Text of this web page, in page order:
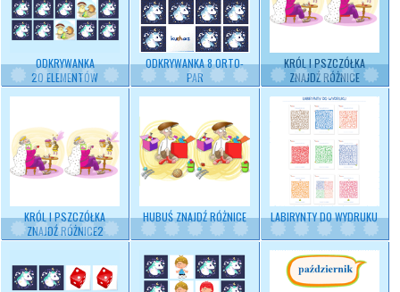
ODKRYWANKA
20 ELEMENTÓW
ODKRYWANKA 8 ORTO-
PAR
KRÓL I PSZCZÓŁKA
ZNAJDŹ RÓŻNICE
KRÓL I PSZCZÓŁKA
ZNAJDŹ RÓŻNICE2
HUBUŚ ZNAJDŹ RÓŻNICE LABIRYNTY DO WYDRUKU